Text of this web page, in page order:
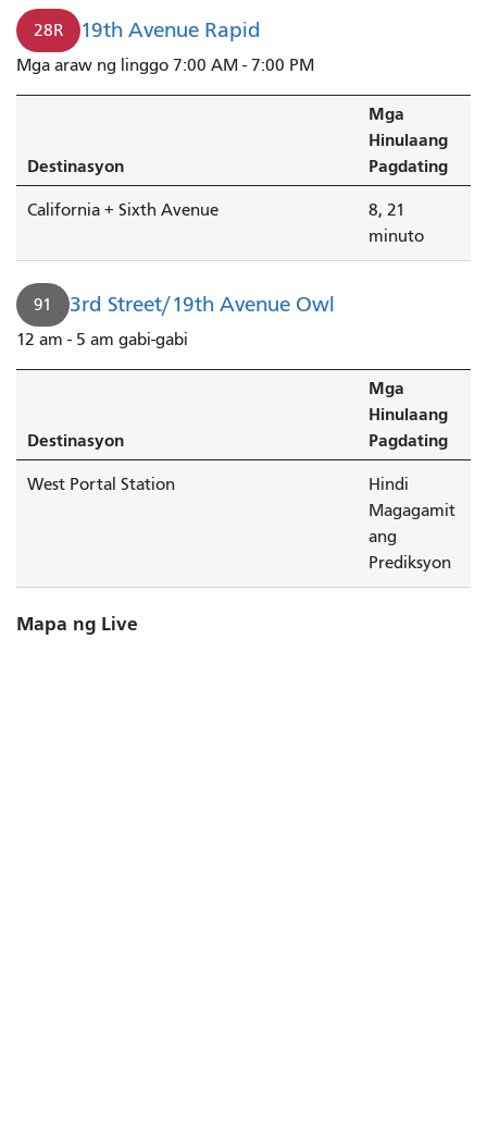
28R 19th Avenue Rapid
Mga araw ng linggo 7:00 AM - 7:00 PM
Destinasyon
Mga
Hinulaang
Pagdating
California + Sixth Avenue
8, 21
minuto
91 3rd Street/19th Avenue Owl
12 am - 5 am gabi-gabi
Destinasyon
Mga
Hinulaang
Pagdating
West Portal Station
Hindi
Magagamit
ang
Prediksyon
Mapa ng Live